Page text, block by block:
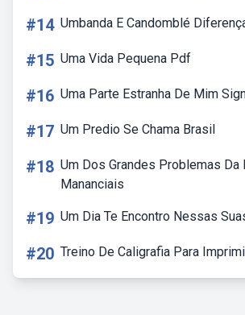
#14 Umbanda E Candomblé
#15 Uma Vida Pequena Pdf
#16 Uma Parte Estranha De Mim
#17 Um Predio Se Chama Brasil
#18 Um Dos Grandes Problemas Da
Mananciais
#19 Um Dia Te Encontro Nessas
#20 Treino De Caligrafia Para